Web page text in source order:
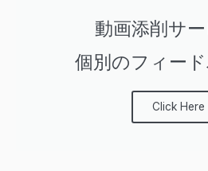
動画添削サ
個別のフィー
Click Here